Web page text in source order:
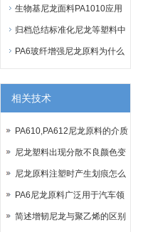
用材料的要求
生物基尼龙面料PA1010应用
于服装面料
归档总结标准化尼龙等塑料中
文名称与简称专业用语
PA6玻纤增强尼龙原料为什么
些？
相关技术
PA610,PA612尼龙原料的介质
尼龙塑料出现分散不良颜色变
化等解决措施
尼龙原料注塑时产生划痕怎么
办？
PA6尼龙原料广泛用于汽车领
域
简述增韧尼龙与聚乙烯的区别